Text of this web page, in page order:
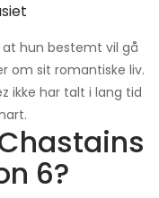
hun bestemt vil gå
om sit romantiske liv.
ikke har talt i lang tid
6?